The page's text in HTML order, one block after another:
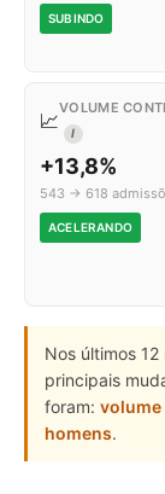
SUBINDO
📈
VOLUME
I
+13,8%
543 → 618
ACELERANDO
Nos últimos
principais
foram: volume
homens.